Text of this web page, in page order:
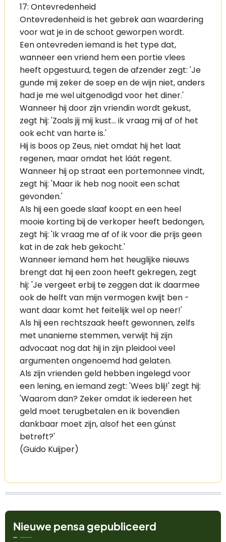
17: Ontevredenheid
Ontevredenheid is het gebrek aan waardering
voor wat je in de schoot geworpen wordt.
Een ontevreden iemand is het type dat,
wanneer een vriend hem een portie vlees
heeft opgestuurd, tegen de afzender zegt: 'Je
gunde mij zeker de soep en de wijn niet, anders
had je me wel uitgenodigd voor het diner.'
Wanneer hij door zijn vriendin wordt gekust,
zegt hij: 'Zoals jij mij kust... ik vraag mij af of het
ook echt van harte is.'
Hij is boos op Zeus, niet omdat hij het laat
regenen, maar omdat het láát regent.
Wanneer hij op straat een portemonnee vindt,
zegt hij: 'Maar ik heb nog nooit een schat
gevonden.'
Als hij een goede slaaf koopt en een heel
mooie korting bij de verkoper heeft bedongen,
zegt hij: 'Ik vraag me af of ik voor die prijs geen
kat in de zak heb gekocht.'
Wanneer iemand hem het heuglijke nieuws
brengt dat hij een zoon heeft gekregen, zegt
hij: 'Je vergeet erbij te zeggen dat ik daarmee
ook de helft van mijn vermogen kwijt ben -
want daar komt het feitelijk wel op neer!'
Als hij een rechtszaak heeft gewonnen, zelfs
met unanieme stemmen, verwijt hij zijn
advocaat nog dat hij in zijn pleidooi veel
argumenten ongenoemd had gelaten.
Als zijn vrienden geld hebben ingelegd voor
een lening, en iemand zegt: 'Wees blij!' zegt hij:
'Waarom dan? Zeker omdat ik iedereen het
geld moet terugbetalen en ik bovendien
dankbaar moet zijn, alsof het een gúnst
betreft?'
(Guido Kuijper)
Nieuwe pensa gepubliceerd